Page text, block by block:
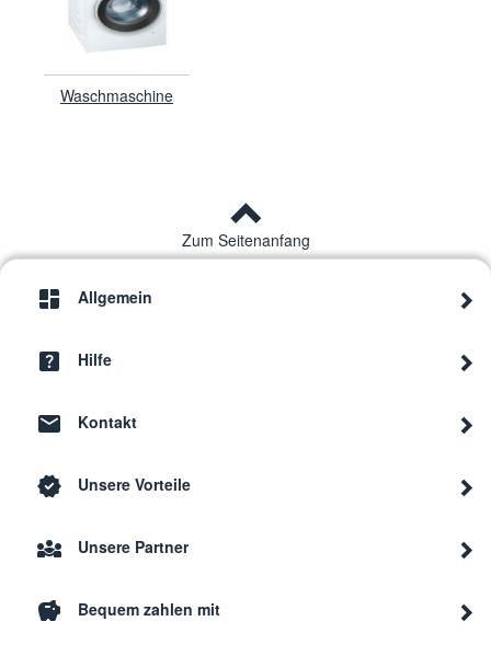
Waschmaschine
Zum Seitenanfang
Allgemein
Hilfe
Kontakt
Unsere Vorteile
Unsere Partner
Bequem zahlen mit